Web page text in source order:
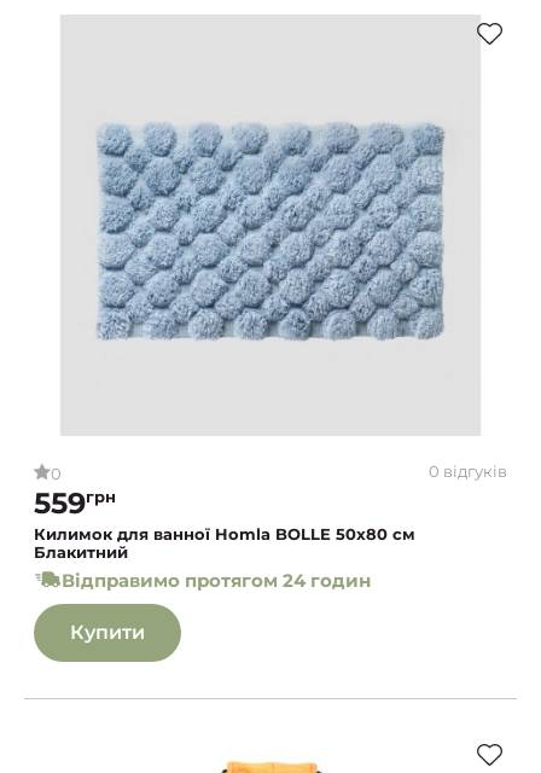
0 0 відгуків
559грн
Килимок для ванної Homla BOLLE 50x80 см
Блакитний
Відправимо протягом 24 годин
Купити